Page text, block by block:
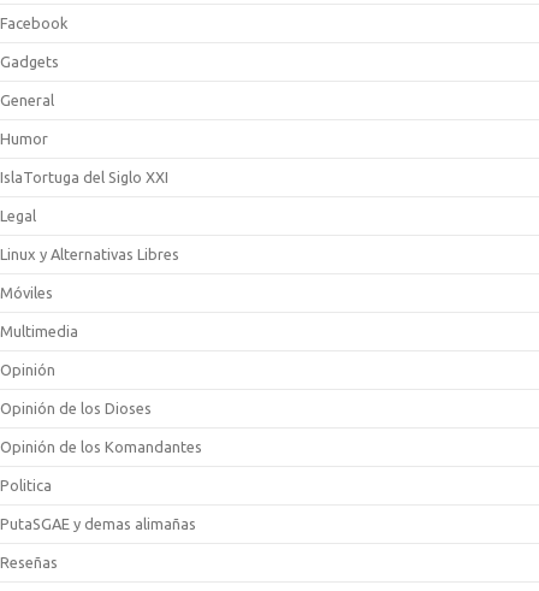
Facebook
Gadgets
General
Humor
IslaTortuga del Siglo XXI
Legal
Linux y Alternativas Libres
Móviles
Multimedia
Opinión
Opinión de los Dioses
Opinión de los Komandantes
Politica
PutaSGAE y demas alimañas
Reseñas